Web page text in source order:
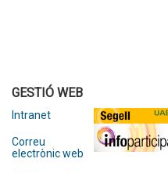
GESTIÓ WEB
Intranet
Correu
electrònic web